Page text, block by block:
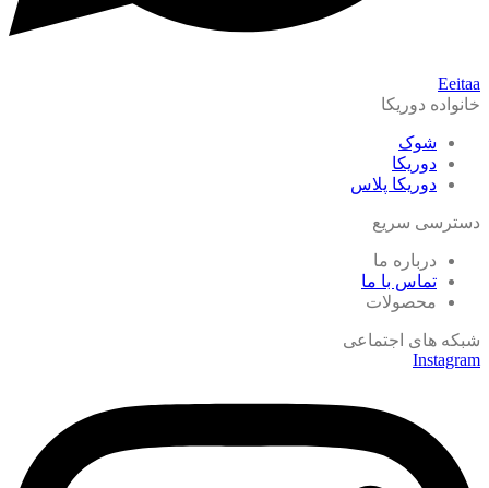
Eeitaa
خانواده دوریکا
شوک
دوریکا
دوریکا پلاس
دسترسی سریع
درباره ما
تماس با ما
محصولات
شبکه های اجتماعی
Instagram